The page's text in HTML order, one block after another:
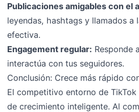
Publicaciones amigables con el
leyendas, hashtags y llamados a
efectiva.
Engagement regular: Responde
interactúa con tus seguidores.
Conclusión: Crece más rápido
El competitivo entorno de
de crecimiento inteligente. Al